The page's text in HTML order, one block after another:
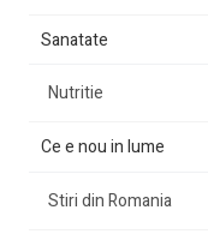
Sanatate
Nutritie
Ce e nou in lume
Stiri din Romania